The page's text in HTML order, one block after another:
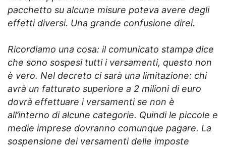
pacchetto su alcune misure poteva avere degli
effetti diversi. Una grande confusione direi.
Ricordiamo una cosa: il comunicato stampa dice
che sono sospesi tutti i versamenti, questo non
è vero. Nel decreto ci sarà una limitazione: chi
avrà un fatturato superiore a 2 milioni di euro
dovrà effettuare i versamenti se non è
all’interno di alcune categorie. Quindi le piccole e
medie imprese dovranno comunque pagare. La
sospensione dei versamenti delle imposte